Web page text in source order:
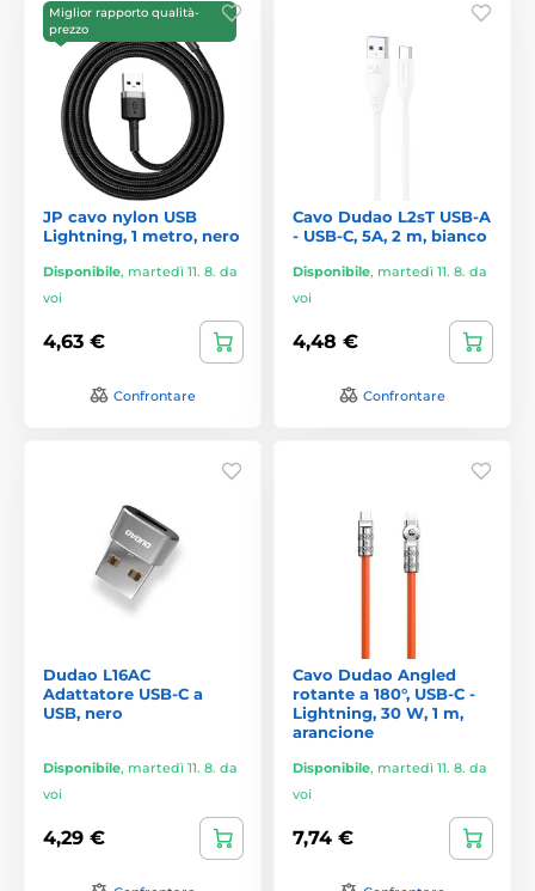
Miglior rapporto qualità-
prezzo
JP cavo nylon USB
Lightning, 1 metro, nero
Disponibile, martedì 11. 8. da
voi
4,63 €
Confrontare
Cavo Dudao L2sT USB-A
- USB-C, 5A, 2 m, bianco
Disponibile, martedì 11. 8. da
voi
4,48 €
Confrontare
Dudao L16AC
Adattatore USB-C a
USB, nero
Disponibile, martedì 11. 8. da
voi
4,29 €
Cavo Dudao Angled
rotante a 180°, USB-C -
Lightning, 30 W, 1 m,
arancione
Disponibile, martedì 11. 8. da
voi
7,74 €